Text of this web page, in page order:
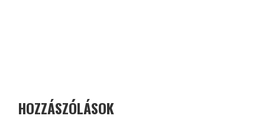
HOZZÁSZÓLÁSOK